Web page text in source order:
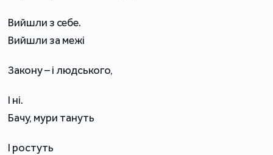
Вийшли з себе.
Вийшли за межі
Закону – і людського,
І ні.
Бачу, мури тануть
І ростуть